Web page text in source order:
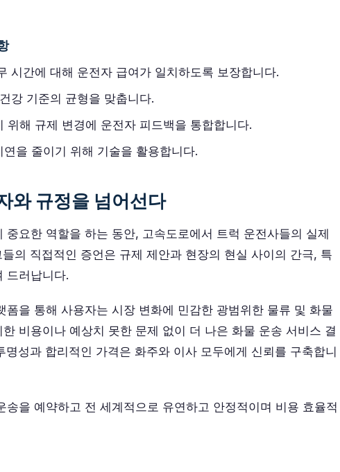
시간에 대해 운전자 급여가 일치하도록 보장합니다.
강 기준의 균형을 맞춥니다.
위해 규제 변경에 운전자 피드백을 통합합니다.
을 줄이기 위해 기술을 활용합니다.
와 규정을 넘어선다
중요한 역할을 하는 동안, 고속도로에서 트럭 운전사들의 실제
의 직접적인 증언은 규제 제안과 현장의 현실 사이의 간극, 특
드러납니다.
폼을 통해 사용자는 시장 변화에 민감한 광범위한 물류 및 화물
비용이나 예상치 못한 문제 없이 더 나은 화물 운송 서비스 결
성과 합리적인 가격은 화주와 이사 모두에게 신뢰를 구축합니
송을 예약하고 전 세계적으로 유연하고 안정적이며 비용 효율적